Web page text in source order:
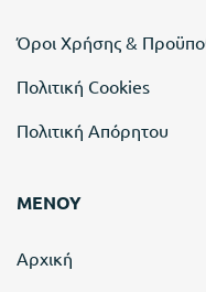
Όροι Χρήσης &
Πολιτική Cookies
Πολιτική Απόρητου
ΜΕΝΟΥ
Αρχική